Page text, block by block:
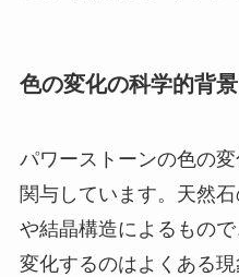
色の変化の科学的背景
パワーストーンの色の
関与しています。天然
や結晶構造によるもの
変化するのはよくある